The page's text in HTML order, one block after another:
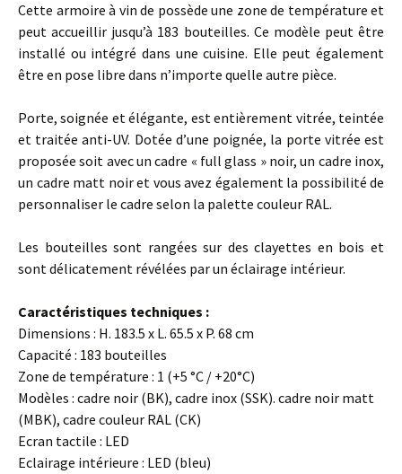
Cette armoire à vin de possède une zone de température et
peut accueillir jusqu’à 183 bouteilles. Ce modèle peut être
installé ou intégré dans une cuisine. Elle peut également
être en pose libre dans n’importe quelle autre pièce.
Porte, soignée et élégante, est entièrement vitrée, teintée
et traitée anti-UV. Dotée d’une poignée, la porte vitrée est
proposée soit avec un cadre « full glass » noir, un cadre inox,
un cadre matt noir et vous avez également la possibilité de
personnaliser le cadre selon la palette couleur RAL.
Les bouteilles sont rangées sur des clayettes en bois et
sont délicatement révélées par un éclairage intérieur.
Caractéristiques techniques :
Dimensions : H. 183.5 x L. 65.5 x P. 68 cm
Capacité : 183 bouteilles
Zone de température : 1 (+5 °C / +20°C)
Modèles : cadre noir (BK), cadre inox (SSK). cadre noir matt
(MBK), cadre couleur RAL (CK)
Ecran tactile : LED
Eclairage intérieure : LED (bleu)